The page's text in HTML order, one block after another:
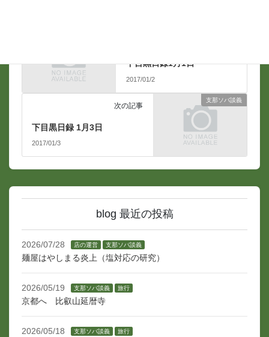
下目黒日録1月1日
2017/01/2
支那ソバ談義
次の記事
下目黒日録 1月3日
2017/01/3
blog 最近の投稿
2026/07/28 店の運営 支那ソバ談義
麺屋はやしまる炎上（塩対応の研究）
2026/05/19 支那ソバ談義 旅行
京都へ 比叡山延暦寺
2026/05/18 支那ソバ談義 旅行